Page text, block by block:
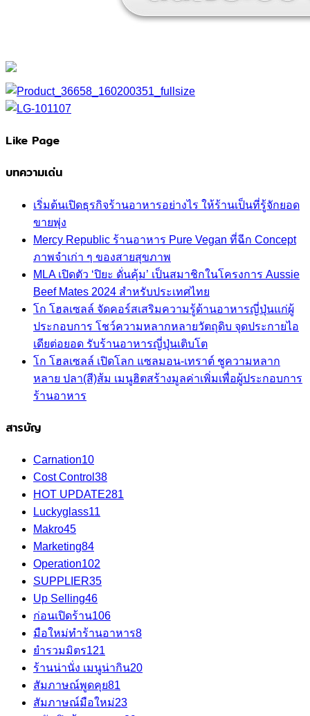
Like Page
บทความเด่น
เริ่มต้นเปิดธุรกิจร้านอาหารอย่างไร ให้ร้านเป็นที่รู้จักยอด
ขายพุ่ง
Mercy Republic ร้านอาหาร Pure Vegan ที่ฉีก Concept
ภาพจำเก่า ๆ ของสายสุขภาพ
MLA เปิดตัว ‘ปิยะ ดั่นคุ้ม’ เป็นสมาชิกในโครงการ Aussie
Beef Mates 2024 สำหรับประเทศไทย
โก โฮลเซลล์ จัดคอร์สเสริมความรู้ด้านอาหารญี่ปุ่นแก่ผู้
ประกอบการ โชว์ความหลากหลายวัตถุดิบ จุดประกายไอ
เดียต่อยอด รับร้านอาหารญี่ปุ่นเติบโต
โก โฮลเซลล์ เปิดโลก แซลมอน-เทราต์ ชูความหลาก
หลาย ปลา(สี)ส้ม เมนูฮิตสร้างมูลค่าเพิ่มเพื่อผู้ประกอบการ
ร้านอาหาร
สารบัญ
Carnation10
Cost Control 38
HOT UPDATE281
Luckyglass11
Makro45
Marketing84
Operation102
SUPPLIER35
Up Selling46
ก่อนเปิดร้าน106
มือใหม่ทำร้านอาหาร8
ยำรวมมิตร121
ร้านน่านั่ง เมนูน่ากิน20
สัมภาษณ์พูดคุย81
สัมภาษณ์มือใหม่23